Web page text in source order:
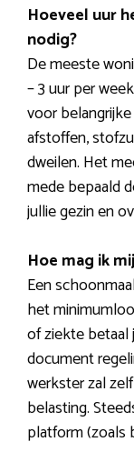
Hoeveel uur
nodig?
De meeste
– 3 uur per
voor
afstoffen,
dweilen. Het
mede bepaald
jullie gezin en
Hoe mag ik
Een
het
of ziekte betaal
document
werkster zal
belasting.
platform (zoals